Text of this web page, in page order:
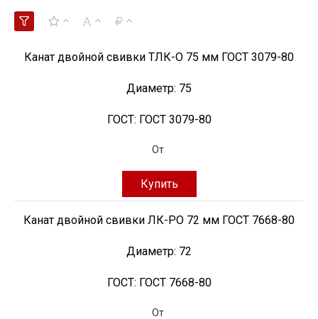
Канат двойной свивки ТЛК-О 75 мм ГОСТ 3079-80
Диаметр: 75
ГОСТ: ГОСТ 3079-80
От
Купить
Канат двойной свивки ЛК-РО 72 мм ГОСТ 7668-80
Диаметр: 72
ГОСТ: ГОСТ 7668-80
От